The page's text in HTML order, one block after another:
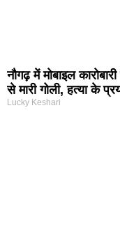
नौगढ़ में मोबाइल
से मारी गोली, हत्या के
Lucky Keshari